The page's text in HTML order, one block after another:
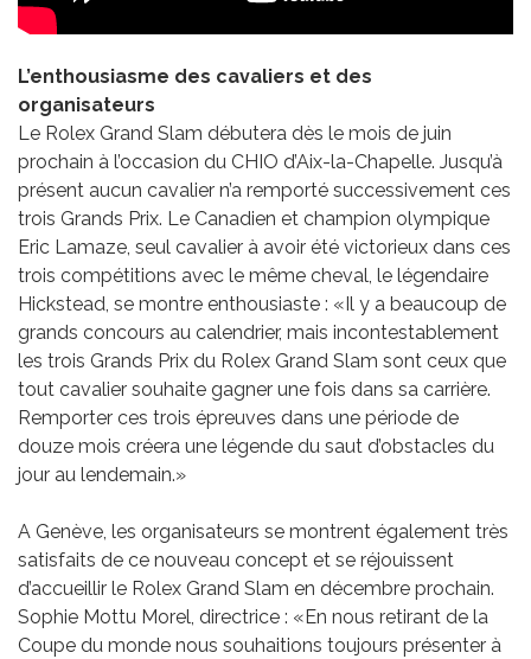
L’enthousiasme des cavaliers et des
organisateurs
Le Rolex Grand Slam débutera dès le mois de juin
prochain à l’occasion du CHIO d’Aix-la-Chapelle. Jusqu’à
présent aucun cavalier n’a remporté successivement ces
trois Grands Prix. Le Canadien et champion olympique
Eric Lamaze, seul cavalier à avoir été victorieux dans ces
trois compétitions avec le même cheval, le légendaire
Hickstead, se montre enthousiaste : «Il y a beaucoup de
grands concours au calendrier, mais incontestablement
les trois Grands Prix du Rolex Grand Slam sont ceux que
tout cavalier souhaite gagner une fois dans sa carrière.
Remporter ces trois épreuves dans une période de
douze mois créera une légende du saut d’obstacles du
jour au lendemain.»
A Genève, les organisateurs se montrent également très
satisfaits de ce nouveau concept et se réjouissent
d’accueillir le Rolex Grand Slam en décembre prochain.
Sophie Mottu Morel, directrice : «En nous retirant de la
Coupe du monde nous souhaitions toujours présenter à